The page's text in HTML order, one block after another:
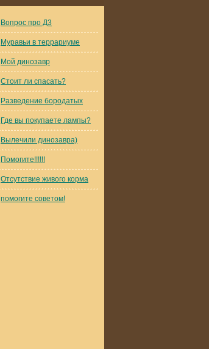
Вопрос про Д3
Муравьи в террариуме
Мой динозавр
Стоит ли спасать?
Разведение бородатых
Где вы покупаете лампы?
Вылечили динозавра)
Помогите!!!!!!
Отсутствие живого корма
помогите советом!